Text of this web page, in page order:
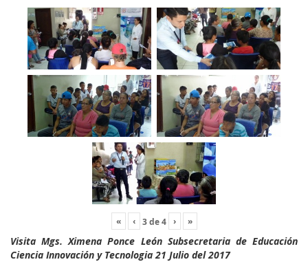
« ‹ 3de4 › »
Visita Mgs. Ximena Ponce León Subsecretaria de Educación
Ciencia Innovación y Tecnologia 21 Julio del 2017